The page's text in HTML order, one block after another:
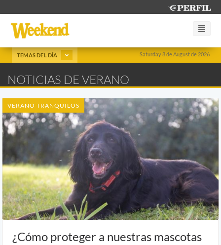
Saturday 8 de August de 2026
TEMAS DEL DÍA
NOTICIAS DE VERANO
VERANO TRANQUILOS
¿Cómo proteger a nuestras mascotas